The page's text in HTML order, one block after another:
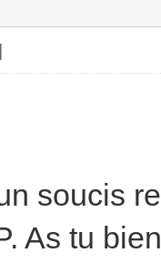
soucis
As tu